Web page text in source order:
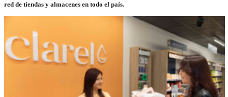
red de tiendas y almacenes en todo el país.